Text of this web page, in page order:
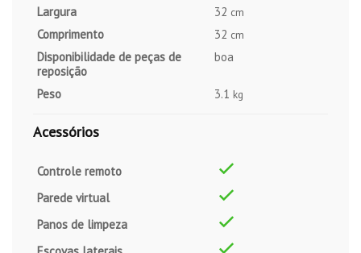
Largura 32 cm
Comprimento 32 cm
Disponibilidade de peças de
reposição
boa
Peso 3.1 kg
Acessórios
Controle remoto
Parede virtual
Panos de limpeza